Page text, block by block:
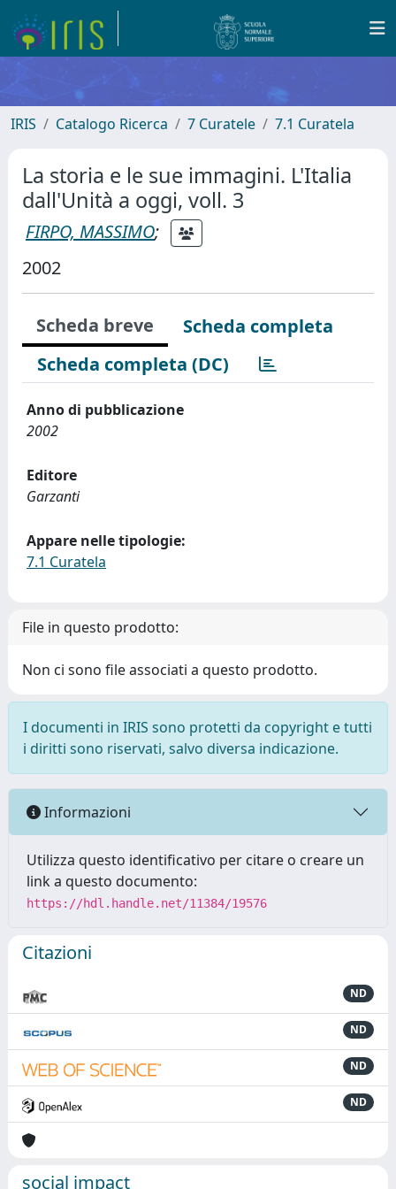
IRIS Catalogo Ricerca 7 Curatele 7.1 Curatela
La storia e le sue immagini. L'Italia
dall'Unità a oggi, voll. 3
FIRPO, MASSIMO;
2002
Scheda breve
Scheda completa
Scheda completa (DC)
Anno di pubblicazione
2002
Editore
Garzanti
Appare nelle tipologie:
7.1 Curatela
File in questo prodotto:
Non ci sono file associati a questo prodotto.
I documenti in IRIS sono protetti da copyright e tutti
i diritti sono riservati, salvo diversa indicazione.
Informazioni
Utilizza questo identificativo per citare o creare un
link a questo documento:
https://hdl.handle.net/11384/19576
Citazioni
ND
ND
ND
ND
social impact